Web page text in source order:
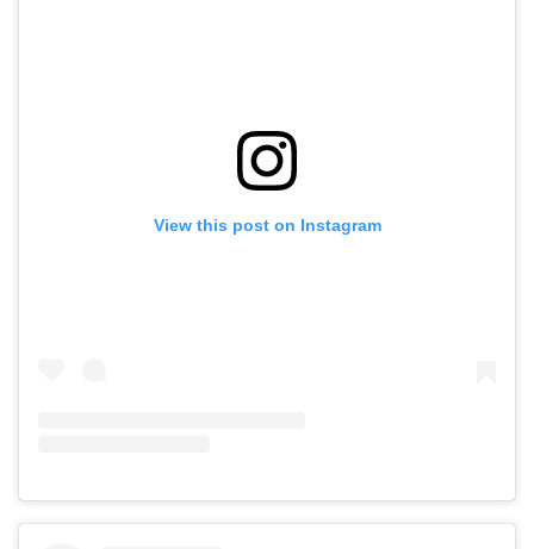
View this post on Instagram